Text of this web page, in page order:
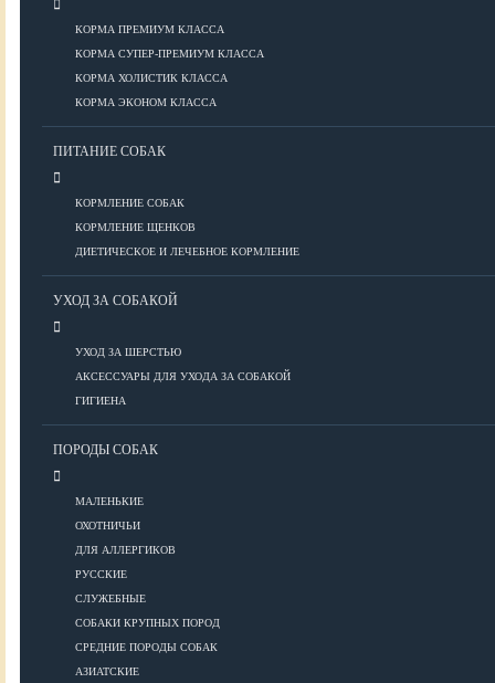
КОРМА ПРЕМИУМ КЛАССА
КОРМА СУПЕР-ПРЕМИУМ КЛАССА
КОРМА ХОЛИСТИК КЛАССА
КОРМА ЭКОНОМ КЛАССА
ПИТАНИЕ СОБАК
КОРМЛЕНИЕ СОБАК
КОРМЛЕНИЕ ЩЕНКОВ
ДИЕТИЧЕСКОЕ И ЛЕЧЕБНОЕ КОРМЛЕНИЕ
УХОД ЗА СОБАКОЙ
УХОД ЗА ШЕРСТЬЮ
АКСЕССУАРЫ ДЛЯ УХОДА ЗА СОБАКОЙ
ГИГИЕНА
ПОРОДЫ СОБАК
МАЛЕНЬКИЕ
ОХОТНИЧЬИ
ДЛЯ АЛЛЕРГИКОВ
РУССКИЕ
СЛУЖЕБНЫЕ
СОБАКИ КРУПНЫХ ПОРОД
СРЕДНИЕ ПОРОДЫ СОБАК
АЗИАТСКИЕ
ВСЕ О СОБАКАХ
ЗДОРОВЬЕ
Болезни глаз
Болезни ЖКТ
Болезни мочеполовой системы
Болезни ОДА
Болезни органов дыхания
Болезни сердца
Заболевания нервной системы
Инфекционные болезни
Кожные заболевания
Прочие болезни
Препараты
ВОСПИТАНИЕ